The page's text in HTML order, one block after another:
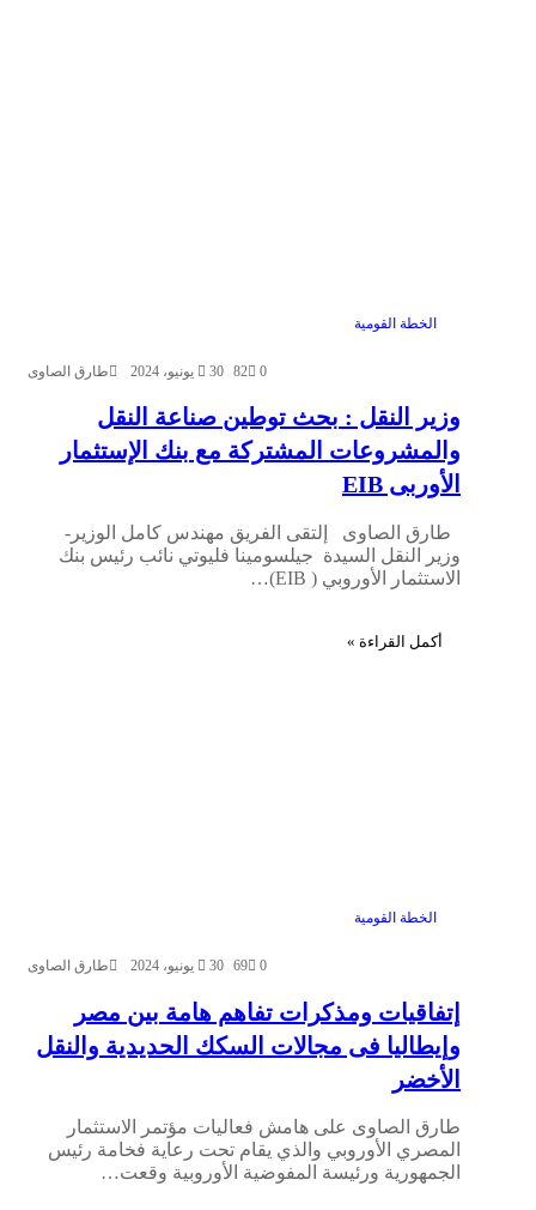
الخطة القومية
طارق الصاوى 30 يونيو، 2024 0
82
وزير النقل : بحث توطين صناعة النقل
والمشروعات المشتركة مع بنك الإستثمار
الأوربى EIB
طارق الصاوى إلتقى الفريق مهندس كامل الوزير-
وزير النقل السيدة جيلسومينا فليوتي نائب رئيس بنك
الاستثمار الأوروبي ( EIB)…
أكمل القراءة »
الخطة القومية
طارق الصاوى 30 يونيو، 2024 0
69
إتفاقيات ومذكرات تفاهم هامة بين مصر
وإيطاليا فى مجالات السكك الحديدية والنقل
الأخضر
طارق الصاوى على هامش فعاليات مؤتمر الاستثمار
المصري الأوروبي والذي يقام تحت رعاية فخامة رئيس
الجمهورية ورئيسة المفوضية الأوروبية وقعت…